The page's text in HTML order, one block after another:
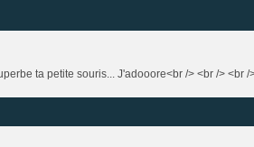
ta petite souris... J'adooore<br /> <br /> <br /